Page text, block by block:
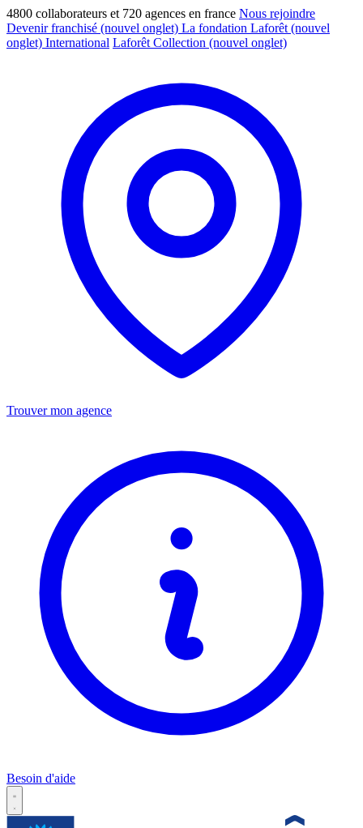
4800 collaborateurs et 720 agences en france Nous rejoindre
Devenir franchisé (nouvel onglet) La fondation Laforêt (nouvel
onglet) International Laforêt Collection (nouvel onglet)
Trouver mon agence
Besoin d'aide